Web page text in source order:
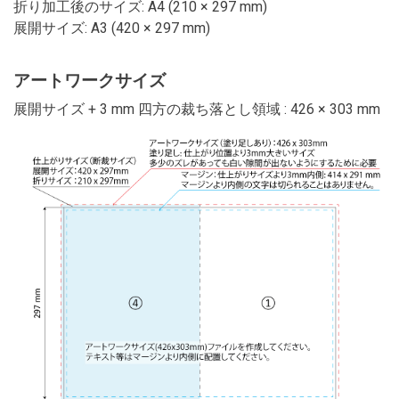
折り加工後のサイズ: A4 (210 × 297 mm)
展開サイズ: A3 (420 × 297 mm)
アートワークサイズ
展開サイズ + 3 mm 四方の裁ち落とし領域 : 426 × 303 mm